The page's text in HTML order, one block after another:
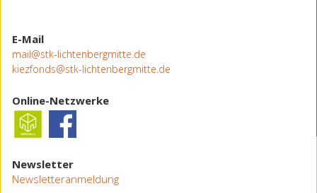
E-Mail
mail@stk-lichtenbergmitte.de
kiezfonds@stk-lichtenbergmitte.de
Online-Netzwerke
Newsletter
Newsletteranmeldung